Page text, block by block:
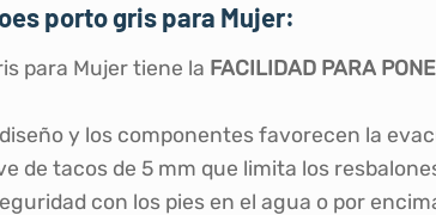
porto gris para Mujer:
para Mujer tiene la FACILIDAD PARA
y los componentes favorecen la
de tacos de 5 mm que limita los
con los pies en el agua o por